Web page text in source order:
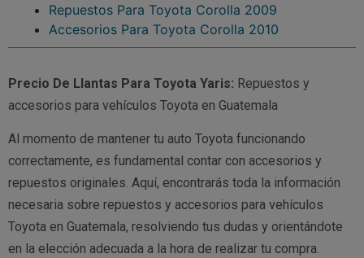
Repuestos Para Toyota Corolla 2009
Accesorios Para Toyota Corolla 2010
Precio De Llantas Para Toyota Yaris: Repuestos y
accesorios para vehículos Toyota en Guatemala
Al momento de mantener tu auto Toyota funcionando
correctamente, es fundamental contar con accesorios y
repuestos originales. Aquí, encontrarás toda la información
necesaria sobre repuestos y accesorios para vehículos
Toyota en Guatemala, resolviendo tus dudas y orientándote
en la elección adecuada a la hora de realizar tu compra.